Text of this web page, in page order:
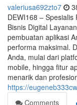
valeriusa692zto7
DEWI168 –
Bisnis Digital
pembuatan aplikasi
performa maksimal.
Anda, mulai dari
mobile, hingga fitur
menarik dan
https://
Comments